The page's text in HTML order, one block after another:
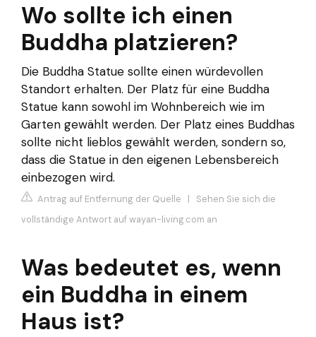
Wo sollte ich einen
Buddha platzieren?
Die Buddha Statue sollte einen würdevollen
Standort erhalten. Der Platz für eine Buddha
Statue kann sowohl im Wohnbereich wie im
Garten gewählt werden. Der Platz eines Buddhas
sollte nicht lieblos gewählt werden, sondern so,
dass die Statue in den eigenen Lebensbereich
einbezogen wird.
Antrag auf Entfernung der Quelle | Sehen Sie sich die
vollständige Antwort auf wayan-living.com an
Was bedeutet es, wenn
ein Buddha in einem
Haus ist?